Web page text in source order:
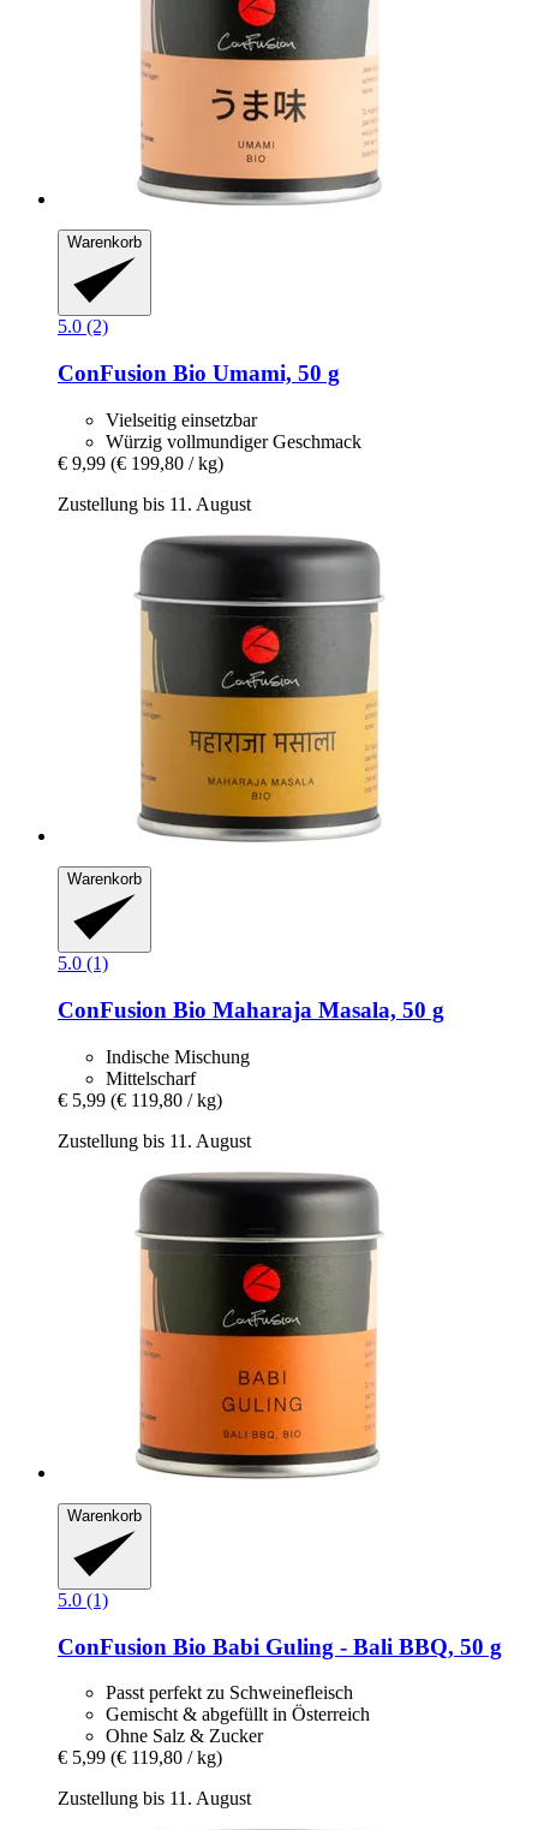
Warenkorb
5.0 (2)
ConFusion Bio Umami, 50 g
Vielseitig einsetzbar
Würzig vollmundiger Geschmack
€ 9,99 (€ 199,80 / kg)
Zustellung bis 11. August
Warenkorb
5.0 (1)
ConFusion Bio Maharaja Masala, 50 g
Indische Mischung
Mittelscharf
€ 5,99 (€ 119,80 / kg)
Zustellung bis 11. August
Warenkorb
5.0 (1)
ConFusion Bio Babi Guling -​ Bali BBQ, 50 g
Passt perfekt zu Schweinefleisch
Gemischt & abgefüllt in Österreich
Ohne Salz & Zucker
€ 5,99 (€ 119,80 / kg)
Zustellung bis 11. August